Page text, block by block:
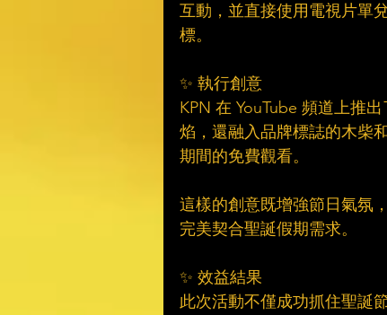
互動，並直接使用電視片單
標。
✨ 執行創意
KPN 在 YouTube 頻道上推
焰，還融入品牌標誌的木柴
期間的免費觀看。
這樣的創意既增強節日氣氛
完美契合聖誕假期需求。
✨ 效益結果
此次活動不僅成功抓住聖誕